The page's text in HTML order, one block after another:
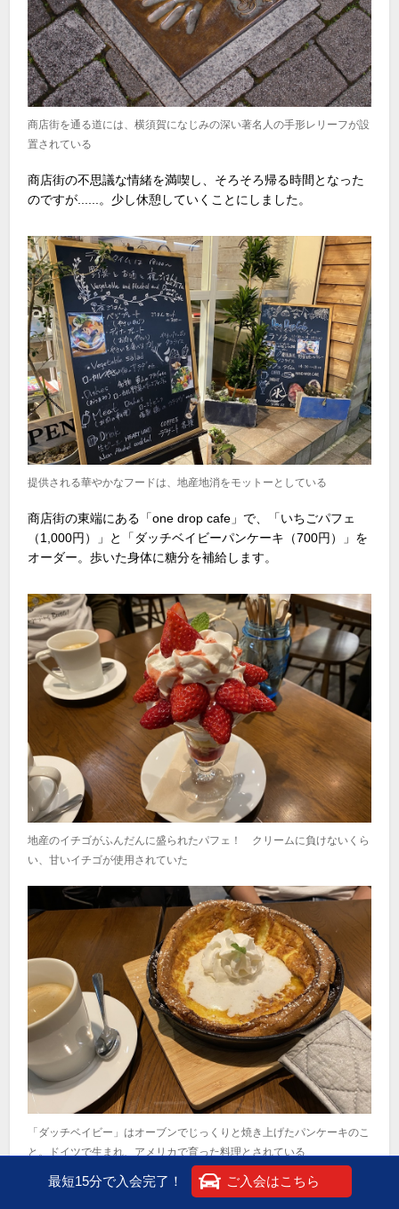
商店街を通る道には、横須賀になじみの深い著名人の手形レリーフが設
置されている
商店街の不思議な情緒を満喫し、そろそろ帰る時間となった
のですが......。少し休憩していくことにしました。
提供される華やかなフードは、地産地消をモットーとしている
商店街の東端にある「one drop cafe」で、「いちごパフェ
（1,000円）」と「ダッチベイビーパンケーキ（700円）」を
オーダー。歩いた身体に糖分を補給します。
地産のイチゴがふんだんに盛られたパフェ！ クリームに負けないくら
い、甘いイチゴが使用されていた
「ダッチベイビー」はオーブンでじっくりと焼き上げたパンケーキのこ
と。ドイツで生まれ、アメリカで育った料理とされている
▼どぶ板通り商店街（本町商店街）
最短15分で入会完了！ ご入会はこちら